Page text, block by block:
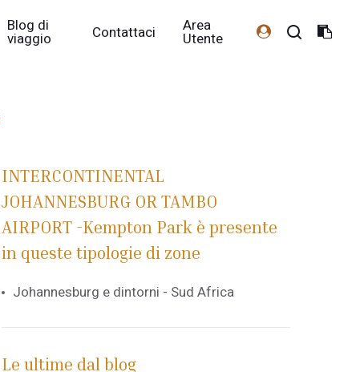
Blog di
viaggio Contattaci Area
Utente
INTERCONTINENTAL
JOHANNESBURG OR TAMBO
AIRPORT -Kempton Park è presente
in queste tipologie di zone
Johannesburg e dintorni - Sud Africa
Le ultime dal blog